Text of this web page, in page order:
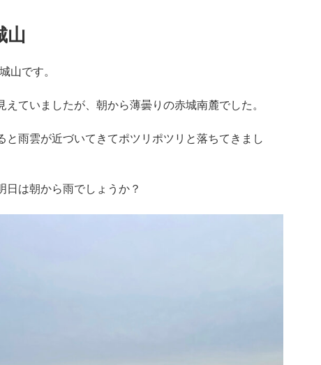
山
山です。
えていましたが、朝から薄曇りの赤城南麓でした。
と雨雲が近づいてきてポツリポツリと落ちてきまし
日は朝から雨でしょうか？